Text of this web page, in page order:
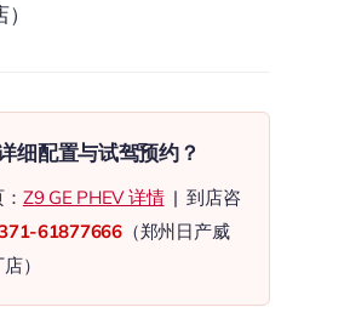
细配置与试驾预约？
Z9 GE PHEV 详情| 到店咨
61877666（郑州日产威
）